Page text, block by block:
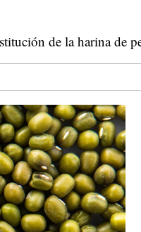
de la harina de